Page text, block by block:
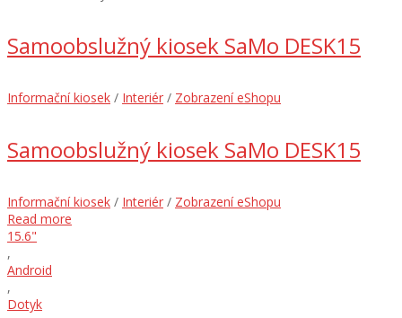
Samoobslužný kiosek SaMo DESK15
Informační kiosek / Interiér / Zobrazení eShopu
Samoobslužný kiosek SaMo DESK15
Informační kiosek / Interiér / Zobrazení eShopu
Read more
15.6"
,
Android
,
Dotyk